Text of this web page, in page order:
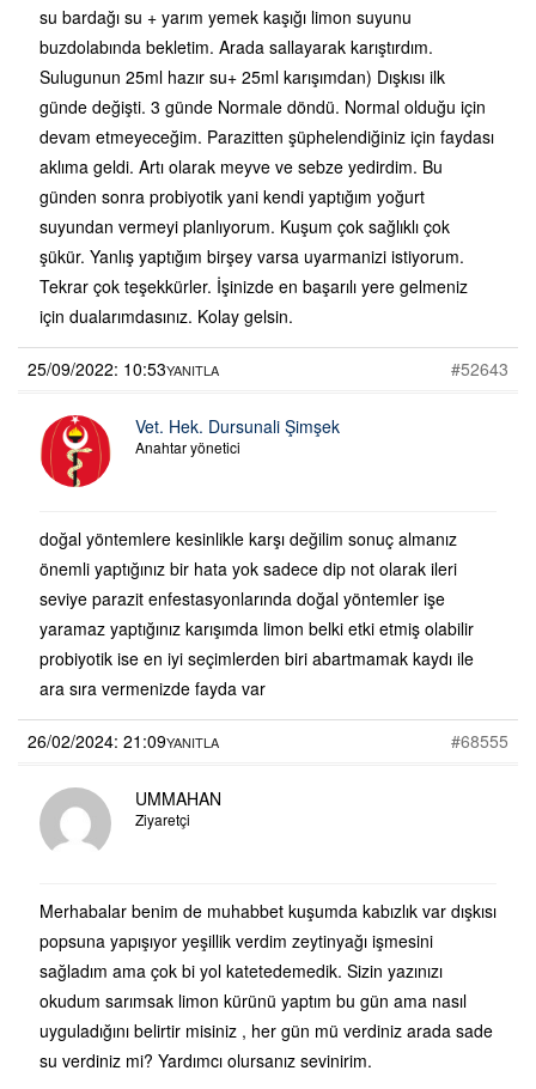
su bardağı su + yarım yemek kaşığı limon suyunu
buzdolabında bekletim. Arada sallayarak karıştırdım.
Sulugunun 25ml hazır su+ 25ml karışımdan) Dışkısı ilk
günde değişti. 3 günde Normale döndü. Normal olduğu için
devam etmeyeceğim. Parazitten şüphelendiğiniz için faydası
aklıma geldi. Artı olarak meyve ve sebze yedirdim. Bu
günden sonra probiyotik yani kendi yaptığım yoğurt
suyundan vermeyi planlıyorum. Kuşum çok sağlıklı çok
şükür. Yanlış yaptığım birşey varsa uyarmanizi istiyorum.
Tekrar çok teşekkürler. İşinizde en başarılı yere gelmeniz
için dualarımdasınız. Kolay gelsin.
25/09/2022: 10:53 #52643
YANITLA
Vet. Hek. Dursunali Şimşek
Anahtar yönetici
doğal yöntemlere kesinlikle karşı değilim sonuç almanız
önemli yaptığınız bir hata yok sadece dip not olarak ileri
seviye parazit enfestasyonlarında doğal yöntemler işe
yaramaz yaptığınız karışımda limon belki etki etmiş olabilir
probiyotik ise en iyi seçimlerden biri abartmamak kaydı ile
ara sıra vermenizde fayda var
26/02/2024: 21:09 #68555
YANITLA
UMMAHAN
Ziyaretçi
Merhabalar benim de muhabbet kuşumda kabızlık var dışkısı
popsuna yapışıyor yeşillik verdim zeytinyağı işmesini
sağladım ama çok bi yol katetedemedik. Sizin yazınızı
okudum sarımsak limon kürünü yaptım bu gün ama nasıl
uyguladığını belirtir misiniz , her gün mü verdiniz arada sade
su verdiniz mi? Yardımcı olursanız sevinirim.